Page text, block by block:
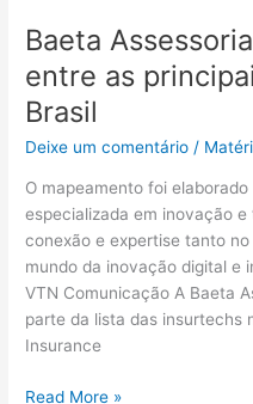
Baeta
entre as
Brasil
Deixe um comentário /
O mapeamento foi
especializada em inovação
conexão e expertise tanto
mundo da inovação digital e
VTN Comunicação A Baeta
parte da lista das insurtechs
Insurance
Read More »